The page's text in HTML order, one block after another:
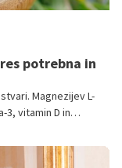
potrebna in
Magnezijev L-
vitamin D in
in vem, kaj od